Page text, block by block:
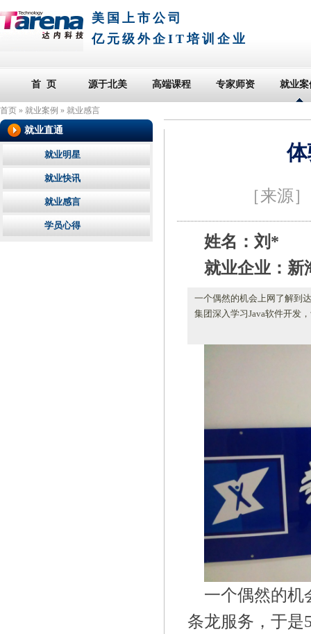
美国上市公司
亿元级外企IT培训企业
首 页 源于北美 高端课程 专家师资 就业案
首页 » 就业案例 » 就业感言
［来源
姓名：刘*
就业企业：新
一个偶然的机会上网了解到
集团深入学习Java软件开发
一个偶然的机
条龙服务，于是
就业直通
就业明星
就业快讯
就业感言
学员心得